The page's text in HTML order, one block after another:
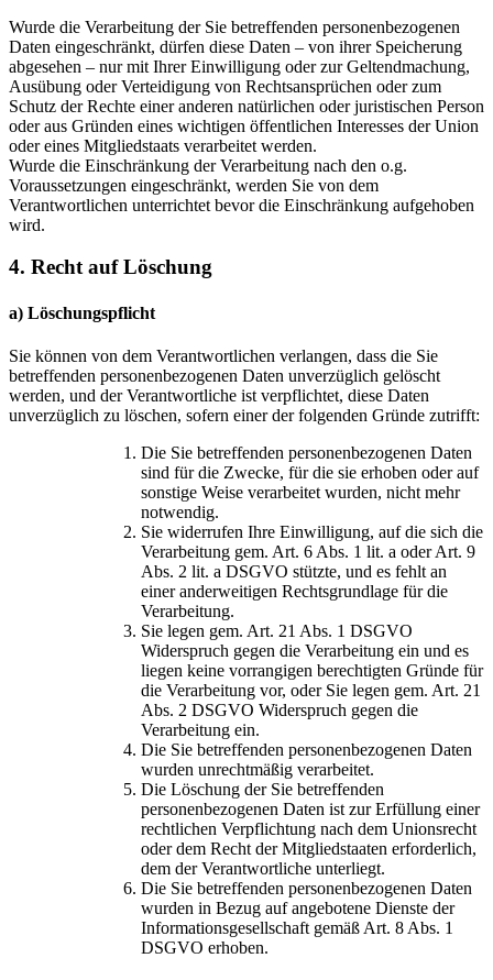
Wurde die Verarbeitung der Sie betreffenden personenbezogenen
Daten eingeschränkt, dürfen diese Daten – von ihrer Speicherung
abgesehen – nur mit Ihrer Einwilligung oder zur Geltendmachung,
Ausübung oder Verteidigung von Rechtsansprüchen oder zum
Schutz der Rechte einer anderen natürlichen oder juristischen Person
oder aus Gründen eines wichtigen öffentlichen Interesses der Union
oder eines Mitgliedstaats verarbeitet werden.
Wurde die Einschränkung der Verarbeitung nach den o.g.
Voraussetzungen eingeschränkt, werden Sie von dem
Verantwortlichen unterrichtet bevor die Einschränkung aufgehoben
wird.
4. Recht auf Löschung
a) Löschungspflicht
Sie können von dem Verantwortlichen verlangen, dass die Sie
betreffenden personenbezogenen Daten unverzüglich gelöscht
werden, und der Verantwortliche ist verpflichtet, diese Daten
unverzüglich zu löschen, sofern einer der folgenden Gründe zutrifft:
Die Sie betreffenden personenbezogenen Daten
sind für die Zwecke, für die sie erhoben oder auf
sonstige Weise verarbeitet wurden, nicht mehr
notwendig.
Sie widerrufen Ihre Einwilligung, auf die sich die
Verarbeitung gem. Art. 6 Abs. 1 lit. a oder Art. 9
Abs. 2 lit. a DSGVO stützte, und es fehlt an
einer anderweitigen Rechtsgrundlage für die
Verarbeitung.
Sie legen gem. Art. 21 Abs. 1 DSGVO
Widerspruch gegen die Verarbeitung ein und es
liegen keine vorrangigen berechtigten Gründe für
die Verarbeitung vor, oder Sie legen gem. Art. 21
Abs. 2 DSGVO Widerspruch gegen die
Verarbeitung ein.
Die Sie betreffenden personenbezogenen Daten
wurden unrechtmäßig verarbeitet.
Die Löschung der Sie betreffenden
personenbezogenen Daten ist zur Erfüllung einer
rechtlichen Verpflichtung nach dem Unionsrecht
oder dem Recht der Mitgliedstaaten erforderlich,
dem der Verantwortliche unterliegt.
Die Sie betreffenden personenbezogenen Daten
wurden in Bezug auf angebotene Dienste der
Informationsgesellschaft gemäß Art. 8 Abs. 1
DSGVO erhoben.